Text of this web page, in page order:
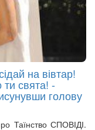
на вівтар!
свята! -
голову
Таїнство СПОВІДІ.